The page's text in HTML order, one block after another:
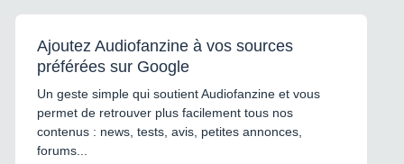
Ajoutez Audiofanzine à vos sources
préférées sur Google
Un geste simple qui soutient Audiofanzine et vous
permet de retrouver plus facilement tous nos
contenus : news, tests, avis, petites annonces,
forums...